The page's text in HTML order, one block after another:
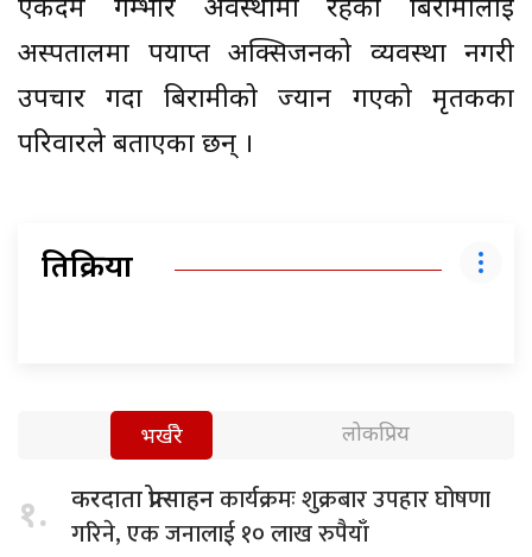
एकदमै गम्भीर अवस्थामा रहेका बिरामीलाई
अस्पतालमा पर्याप्त अक्सिजनको व्यवस्था नगरी
उपचार गर्दा बिरामीको ज्यान गएको मृतकका
परिवारले बताएका छन् ।
प्रतिक्रिया
भर्खरै लोकप्रिय
१. करदाता प्रोत्साहनकार्यक्रमः शुक्रबार उपहार घोषणा
गरिने, एक जनालाई १० लाख रुपैयाँ